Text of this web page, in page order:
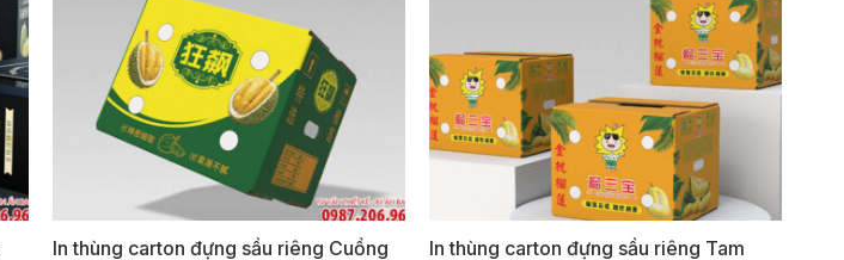
In thùng carton đựng sầu riêng Cuồng
In thùng carton đựng sầu riêng Tam